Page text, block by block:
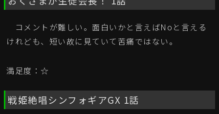
コメントが難しい。面白いかと言えばNoと言える
けれども、短い故に見ていて苦痛ではない。
満足度：☆
戦姫絶唱シンフォギアGX 1話